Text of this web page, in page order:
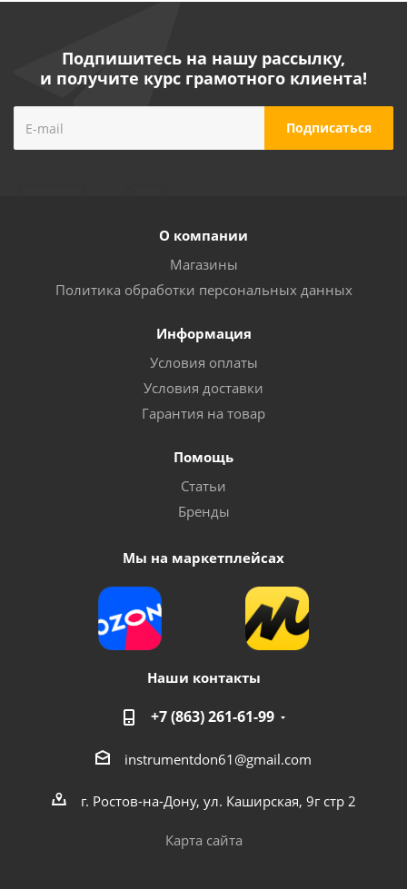
Подпишитесь на нашу рассылку,
и получите курс грамотного клиента!
О компании
Магазины
Политика обработки персональных данных
Информация
Условия оплаты
Условия доставки
Гарантия на товар
Помощь
Статьи
Бренды
Мы на маркетплейсах
Наши контакты
+7 (863) 261-61-99
instrumentdon61@gmail.com
г. Ростов-на-Дону, ул. Каширская, 9г стр 2
Карта сайта